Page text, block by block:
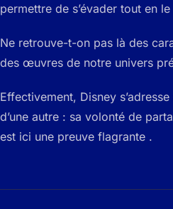
permettre de s’évader tout en
Ne retrouve-t-on pas là des
des œuvres de notre univers
Effectivement, Disney
d’une autre : sa volonté de
est ici une preuve flagrante .